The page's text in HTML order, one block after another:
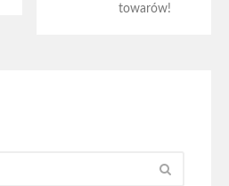
towarów!